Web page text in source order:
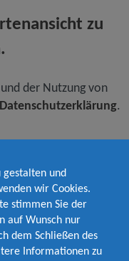
zu
der Nutzung von
Datenschutzerklärung.
und
wir Cookies.
stimmen Sie der
auf Wunsch nur
dem Schließen des
Informationen zu